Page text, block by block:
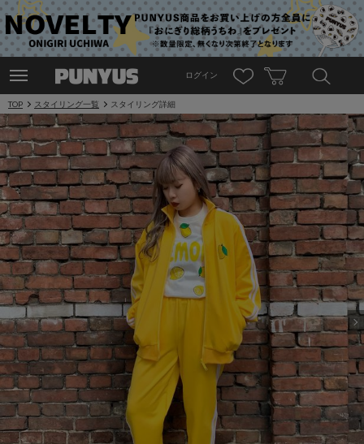
ログイン
TOP スタイリング一覧 スタイリング詳細